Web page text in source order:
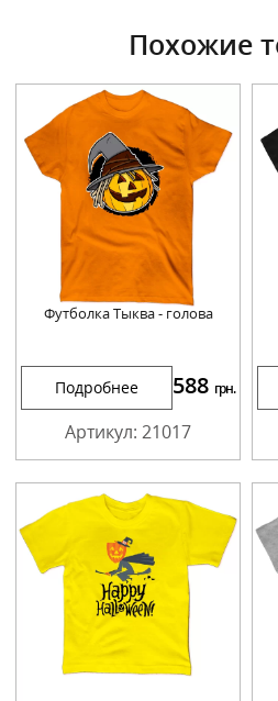
Похожие
Футболка Тыква - голова
Подробнее 588 грн.
Артикул: 21017